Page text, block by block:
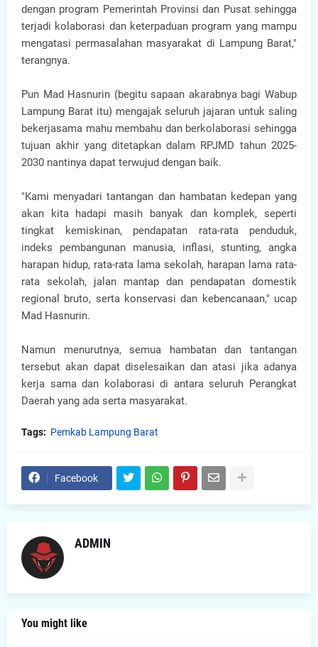
dengan program Pemerintah Provinsi dan Pusat sehingga
terjadi kolaborasi dan keterpaduan program yang mampu
mengatasi permasalahan masyarakat di Lampung Barat,"
terangnya.
Pun Mad Hasnurin (begitu sapaan akarabnya bagi Wabup
Lampung Barat itu) mengajak seluruh jajaran untuk saling
bekerjasama mahu membahu dan berkolaborasi sehingga
tujuan akhir yang ditetapkan dalam RPJMD tahun 2025-
2030 nantinya dapat terwujud dengan baik.
"Kami menyadari tantangan dan hambatan kedepan yang
akan kita hadapi masih banyak dan komplek, seperti
tingkat kemiskinan, pendapatan rata-rata penduduk,
indeks pembangunan manusia, inflasi, stunting, angka
harapan hidup, rata-rata lama sekolah, harapan lama rata-
rata sekolah, jalan mantap dan pendapatan domestik
regional bruto, serta konservasi dan kebencanaan," ucap
Mad Hasnurin.
Namun menurutnya, semua hambatan dan tantangan
tersebut akan dapat diselesaikan dan atasi jika adanya
kerja sama dan kolaborasi di antara seluruh Perangkat
Daerah yang ada serta masyarakat.
Tags: Pemkab Lampung Barat
Facebook
ADMIN
You might like